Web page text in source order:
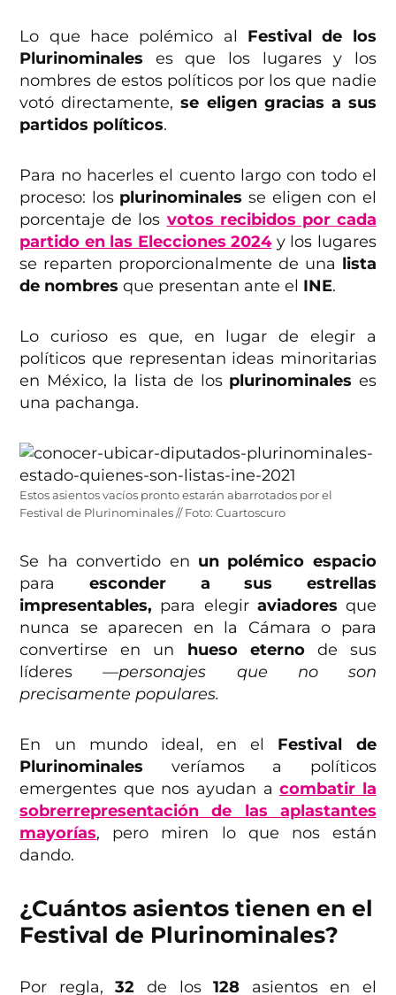
Lo que hace polémico al Festival de los
Plurinominales es que los lugares y los
nombres de estos políticos por los que nadie
votó directamente,se eligen gracias a sus
partidos políticos.
Para no hacerles el cuento largo con todo el
proceso: los plurinominales se eligen con el
porcentaje de los votos recibidos por cada
partido en las Elecciones 2024y los lugares
se reparten proporcionalmente de una lista
de nombres que presentan ante el INE.
Lo curioso es que, en lugar de elegir a
políticos que representan ideas minoritarias
en México, la lista de los plurinominales es
una pachanga.
Estos asientos vacíos pronto estarán abarrotados por el
Festival de Plurinominales // Foto: Cuartoscuro
Se ha convertido en un polémico espacio
para esconder a sus estrellas
impresentables, para elegir aviadores que
nunca se aparecen en la Cámara o para
convertirse en un hueso eterno de sus
líderes—personajes que no son
precisamente populares.
En un mundo ideal, en el Festival de
Plurinominales veríamos a políticos
emergentes que nos ayudan acombatir la
sobrerrepresentación de las aplastantes
mayorías, pero miren lo que nos están
dando.
¿Cuántos asientos tienen en el
Festival de Plurinominales?
Por regla,32 de los128 asientos en el